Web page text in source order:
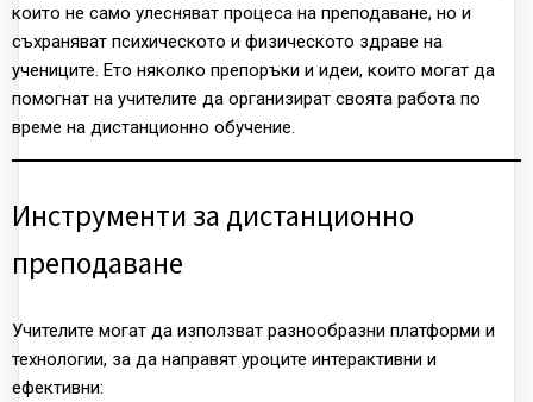
които не само улесняват процеса на преподаване, но и
съхраняват психическото и физическото здраве на
учениците. Ето няколко препоръки и идеи, които могат да
помогнат на учителите да организират своята работа по
време на дистанционно обучение.
Инструменти за дистанционно
преподаване
Учителите могат да използват разнообразни платформи и
технологии, за да направят уроците интерактивни и
ефективни: